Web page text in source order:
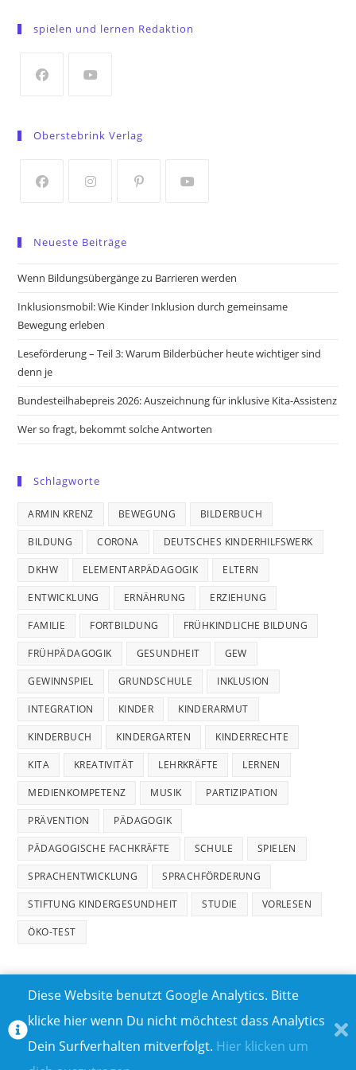
a
tab
spielen und lernen Redaktion
a
tab
tab
Oberstebrink Verlag
a
new
new
a
new
new
Neueste Beiträge
Wenn Bildungsübergänge zu Barrieren werden
Inklusionsmobil: Wie Kinder Inklusion durch gemeinsame
Bewegung erleben
Leseförderung – Teil 3: Warum Bilderbücher heute wichtiger sind
denn je
Bundesteilhabepreis 2026: Auszeichnung für inklusive Kita-Assistenz
Wer so fragt, bekommt solche Antworten
Schlagworte
ARMIN KRENZ BEWEGUNG BILDERBUCH
BILDUNG CORONA DEUTSCHES KINDERHILFSWERK
DKHW ELEMENTARPÄDAGOGIK ELTERN
ENTWICKLUNG ERNÄHRUNG ERZIEHUNG
FAMILIE FORTBILDUNG FRÜHKINDLICHE BILDUNG
FRÜHPÄDAGOGIK GESUNDHEIT GEW
GEWINNSPIEL GRUNDSCHULE INKLUSION
INTEGRATION KINDER KINDERARMUT
KINDERBUCH KINDERGARTEN KINDERRECHTE
KITA KREATIVITÄT LEHRKRÄFTE LERNEN
MEDIENKOMPETENZ MUSIK PARTIZIPATION
PRÄVENTION PÄDAGOGIK
PÄDAGOGISCHE FACHKRÄFTE SCHULE SPIELEN
SPRACHENTWICKLUNG SPRACHFÖRDERUNG
STIFTUNG KINDERGESUNDHEIT STUDIE VORLESEN
ÖKO-TEST
TEILNAHMEBEDINGUNGEN FÜR GEWINNSPIELE
IMPRESSUM
Diese Website benutzt Google Analytics. Bitte
klicke hier wenn Du nicht möchtest dass Analytics
Dein Surfverhalten mitverfolgt. Hier klicken um